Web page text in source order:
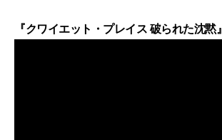
『クワイエット・プレイス 破られた沈黙』